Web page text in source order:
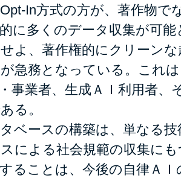
In方式の方が、著作物で
に多くのデータ収集が可能
よ、著作権的にクリーン
急務となっている。これ
事業者、生成ＡＩ利用者
る。
ベースの構築は、単なる技
による社会規範の収集に
ることは、今後の自律Ａ